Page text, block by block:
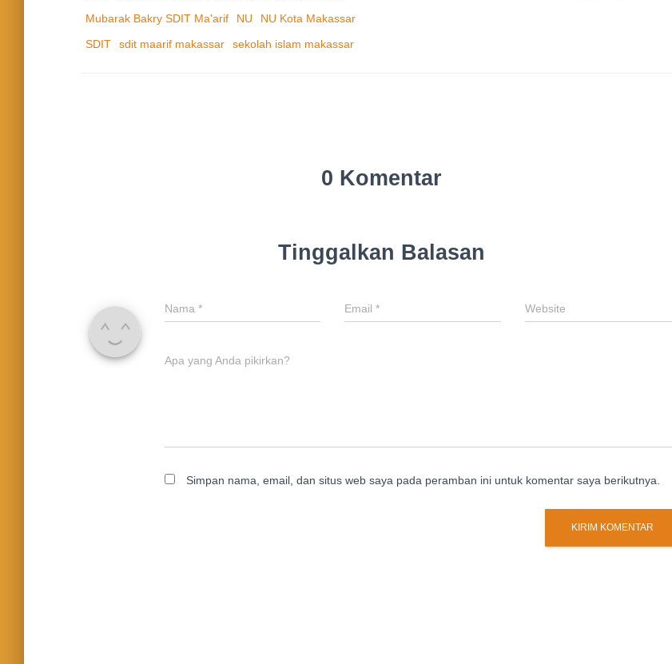
Mubarak Bakry SDIT Ma'arif
NU
NU Kota Makassar
SDIT
sdit maarif makassar sekolah islam makassar
0 Komentar
Tinggalkan Balasan
Nama * Email* Website
Apa yang Anda pikirkan?
Simpan nama, email, dan situs web saya pada peramban ini untuk komentar saya berikutnya.